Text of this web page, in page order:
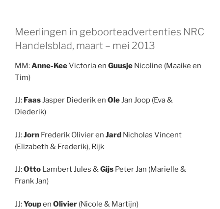
Meerlingen in geboorteadvertenties NRC
Handelsblad, maart – mei 2013
MM:Anne-KeeVictoria en Guusje Nicoline (Maaike en
Tim)
JJ: FaasJasper Diederik en OleJan Joop (Eva &
Diederik)
JJ:Jorn Frederik Olivier en Jard Nicholas Vincent
(Elizabeth & Frederik), Rijk
JJ:Otto Lambert Jules &Gijs Peter Jan (Marielle &
Frank Jan)
JJ:Youpen Olivier (Nicole & Martijn)